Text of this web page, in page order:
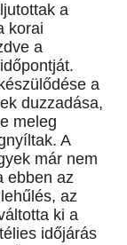
a
korai
a
a
duzzadása,
meleg
A
már nem
ebben az
az
ki a
időjárás